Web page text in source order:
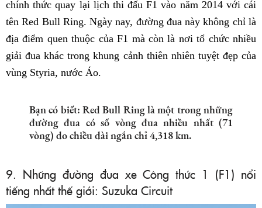
chính thức quay lại lịch thi đấu F1 vào năm 2014 với cái
tên Red Bull Ring. Ngày nay, đường đua này không chỉ là
địa điểm quen thuộc của F1 mà còn là nơi tổ chức nhiều
giải đua khác trong khung cảnh thiên nhiên tuyệt đẹp của
vùng Styria, nước Áo.
Bạn có biết: Red Bull Ring là một trong những
đường đua có số vòng đua nhiều nhất (71
vòng) do chiều dài ngắn chỉ 4,318 km.
9. Những đường đua xe Công thức 1 (F1) nổi
tiếng nhất thế giới: Suzuka Circuit